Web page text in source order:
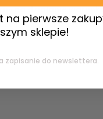
na działanie
samochodów,
na pierwsze
sklepie!
zapisanie do newslettera.